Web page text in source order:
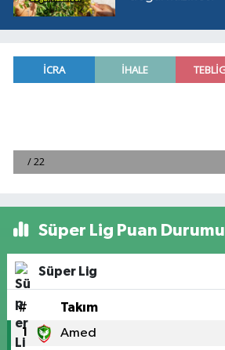
Süper Lig Puan Durumu
Süper Lig
# Takım
1 Amed